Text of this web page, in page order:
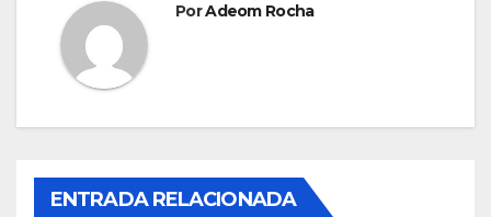
PorAdeom Rocha
ENTRADA RELACIONADA